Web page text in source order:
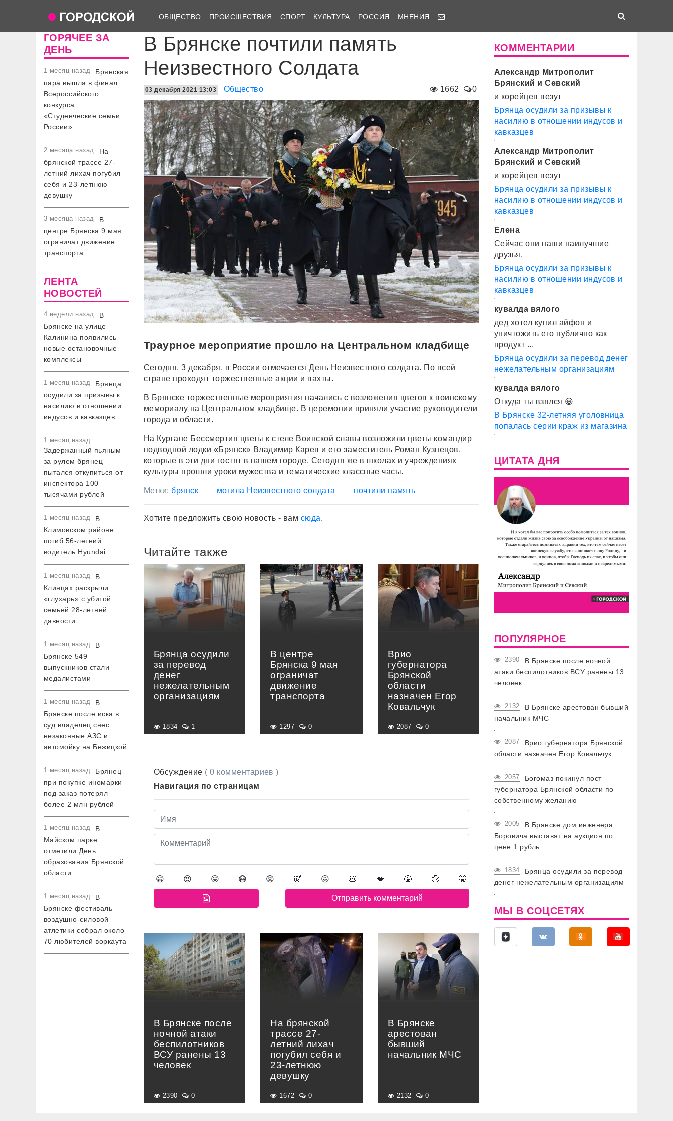
ОБЩЕСТВО ПРОИСШЕСТВИЯ СПОРТ КУЛЬТУРА РОССИЯ МНЕНИЯ
ГОРЯЧЕЕ ЗА
ДЕНЬ
1 месяц назад
Брянская
пара вышла в финал
Всероссийского
конкурса
«Студенческие семьи
России»
2 месяца назад
На
брянской трассе 27-
летний лихач погубил
себя и 23-летнюю
девушку
3 месяца назад
В
центре Брянска 9 мая
ограничат движение
транспорта
ЛЕНТА
НОВОСТЕЙ
4 недели назад
В
Брянске на улице
Калинина появились
новые остановочные
комплексы
1 месяц назад
Брянца
осудили за призывы к
насилию в отношении
индусов и кавказцев
1 месяц назад
Задержанный пьяным
за рулем брянец
пытался откупиться от
инспектора 100
тысячами рублей
1 месяц назад
В
Климовском районе
погиб 56-летний
водитель Hyundai
1 месяц назад
В
Клинцах раскрыли
«глухарь» с убитой
семьей 28-летней
давности
1 месяц назад
В
Брянске 549
выпускников стали
медалистами
1 месяц назад
В
Брянске после иска в
суд владелец снес
незаконные АЗС и
автомойку на Бежицкой
1 месяц назад
Брянец
при покупке иномарки
под заказ потерял
более 2 млн рублей
1 месяц назад
В
Майском парке
отметили День
образования Брянской
области
1 месяц назад
В
Брянске фестиваль
воздушно-силовой
атлетики собрал около
70 любителей воркаута
В Брянске почтили память
Неизвестного Солдата
1662 0
03 декабря 2021 13:03 Общество
Траурное мероприятие прошло на Центральном кладбище
Сегодня, 3 декабря, в России отмечается День Неизвестного солдата. По всей
стране проходят торжественные акции и вахты.
В Брянске торжественные мероприятия начались с возложения цветов к воинскому
мемориалу на Центральном кладбище. В церемонии приняли участие руководители
города и области.
На Кургане Бессмертия цветы к стеле Воинской славы возложили цветы командир
подводной лодки «Брянск» Владимир Карев и его заместитель Роман Кузнецов,
которые в эти дни гостят в нашем городе. Сегодня же в школах и учреждениях
культуры прошли уроки мужества и тематические классные часы.
Метки: брянск могила Неизвестного солдата почтили память
Хотите предложить свою новость - вам сюда.
Читайте также
Брянца осудили
за перевод
денег
нежелательным
организациям
1834 1
В центре
Брянска 9 мая
ограничат
движение
транспорта
1297 0
Врио
губернатора
Брянской
области
назначен Егор
Ковальчук
2087 0
Обсуждение ( 0 комментариев )
Навигация по страницам
😀 😍 😛 😷 😡 👿 😖 💩 💋 🤮 🤑 🤫
В Брянске после
ночной атаки
беспилотников
ВСУ ранены 13
человек
2390 0
На брянской
трассе 27-
летний лихач
погубил себя и
23-летнюю
девушку
1672 0
В Брянске
арестован
бывший
начальник МЧС
2132 0
КОММЕНТАРИИ
Александр Митрополит
Брянский и Севский
и корейцев везут
Брянца осудили за призывы к
насилию в отношении индусов и
кавказцев
Александр Митрополит
Брянский и Севский
и корейцев везут
Брянца осудили за призывы к
насилию в отношении индусов и
кавказцев
Елена
Сейчас они наши наилучшие
друзья.
Брянца осудили за призывы к
насилию в отношении индусов и
кавказцев
кувалда вялого
дед хотел купил айфон и
уничтожить его публично как
продукт ...
Брянца осудили за перевод денег
нежелательным организациям
кувалда вялого
Откуда ты взялся 😀
В Брянске 32-летняя уголовница
попалась серии краж из магазина
ЦИТАТА ДНЯ
ПОПУЛЯРНОЕ
2390
В Брянске после ночной
атаки беспилотников ВСУ ранены 13
человек
2132
В Брянске арестован бывший
начальник МЧС
2087
Врио губернатора Брянской
области назначен Егор Ковальчук
2057
Богомаз покинул пост
губернатора Брянской области по
собственному желанию
2005
В Брянске дом инженера
Боровича выставят на аукцион по
цене 1 рубль
1834
Брянца осудили за перевод
денег нежелательным организациям
МЫ В СОЦСЕТЯХ